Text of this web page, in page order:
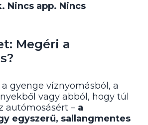
Nincs app. Nincs
Megéri a
gyenge víznyomásból, a
vagy abból, hogy túl
autómosásért – a
egyszerű, sallangmentes